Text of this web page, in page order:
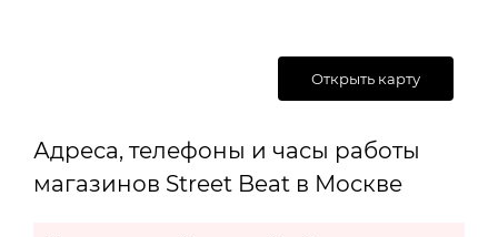
Открыть карту
Адреса, телефоны и часы работы
магазинов Street Beat в Москве